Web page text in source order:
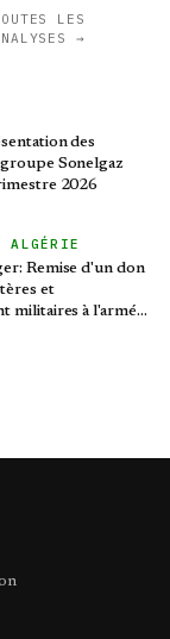
LES
→
des
Sonelgaz
2026
ALGÉRIE
Remise d'un don
et
militaires à l'armée